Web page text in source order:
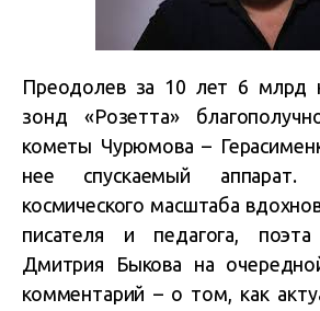
Преодолев за 10 лет 6 млрд
зонд «Розетта»
кометы Чурюмова –
нее спускаемый
космического масштаба
писателя и педагога,
Дмитрия Быкова на
комментарий – о том, как